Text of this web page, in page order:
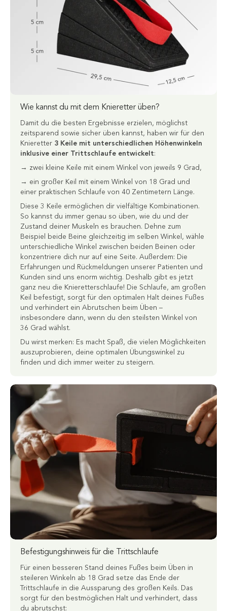
Wie kannst du mit dem Knieretter üben?
Damit du die besten Ergebnisse erzielen, möglichst
zeitsparend sowie sicher üben kannst, haben wir für den
Knieretter 3 Keile mit unterschiedlichen Höhenwinkeln
inklusive einer Trittschlaufe entwickelt:
→ zwei kleine Keile mit einem Winkel von jeweils 9 Grad,
→ ein großer Keil mit einem Winkel von 18 Grad und
einer praktischen Schlaufe von 40 Zentimetern Länge.
Diese 3 Keile ermöglichen dir vielfältige Kombinationen.
So kannst du immer genau so üben, wie du und der
Zustand deiner Muskeln es brauchen. Dehne zum
Beispiel beide Beine gleichzeitig im selben Winkel, wähle
unterschiedliche Winkel zwischen beiden Beinen oder
konzentriere dich nur auf eine Seite. Außerdem: Die
Erfahrungen und Rückmeldungen unserer Patienten und
Kunden sind uns enorm wichtig. Deshalb gibt es jetzt
ganz neu die Knieretterschlaufe! Die Schlaufe, am großen
Keil befestigt, sorgt für den optimalen Halt deines Fußes
und verhindert ein Abrutschen beim Üben –
insbesondere dann, wenn du den steilsten Winkel von
36 Grad wählst.
Du wirst merken: Es macht Spaß, die vielen Möglichkeiten
auszuprobieren, deine optimalen Übungswinkel zu
finden und dich immer weiter zu steigern.
Befestigungshinweis für die Trittschlaufe
Für einen besseren Stand deines Fußes beim Üben in
steileren Winkeln ab 18 Grad setze das Ende der
Trittschlaufe in die Aussparung des großen Keils. Das
sorgt für den bestmöglichen Halt und verhindert, dass
du abrutschst: